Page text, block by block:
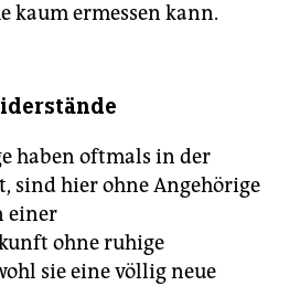
kaum ermessen kann.
haben oftmals in der
sind hier ohne Angehörige
einer
ohne ruhige
sie eine völlig neue